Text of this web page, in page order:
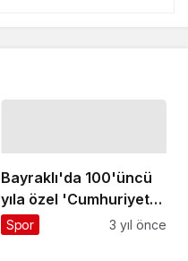
Bayraklı'da 100'üncü
yıla özel 'Cumhuriyet
Turnuvası'
Spor 3 yıl önce